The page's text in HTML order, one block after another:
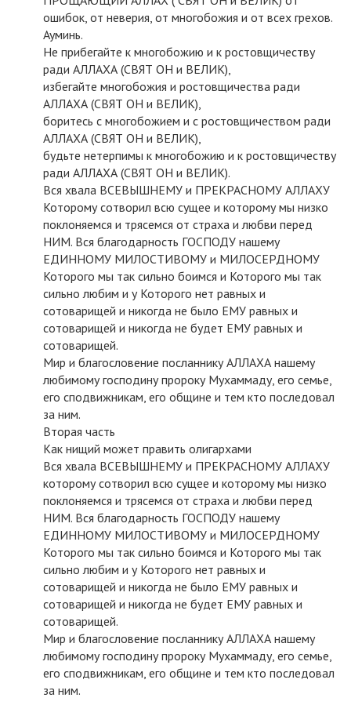
ошибок, от неверия, от многобожия и от всех грехов.
Ауминь.
Не прибегайте к многобожию и к ростовщичеству
ради АЛЛАХА (СВЯТ ОН и ВЕЛИК),
избегайте многобожия и ростовщичества ради
АЛЛАХА (СВЯТ ОН и ВЕЛИК),
боритесь с многобожием и с ростовщичеством ради
АЛЛАХА (СВЯТ ОН и ВЕЛИК),
будьте нетерпимы к многобожию и к ростовщичеству
ради АЛЛАХА (СВЯТ ОН и ВЕЛИК).
Вся хвала ВСЕВЫШНЕМУ и ПРЕКРАСНОМУ АЛЛАХУ
Которому сотворил всю сущее и которому мы низко
поклоняемся и трясемся от страха и любви перед
НИМ. Вся благодарность ГОСПОДУ нашему
ЕДИННОМУ МИЛОСТИВОМУ и МИЛОСЕРДНОМУ
Которого мы так сильно боимся и Которого мы так
сильно любим и у Которого нет равных и
сотоварищей и никогда не было ЕМУ равных и
сотоварищей и никогда не будет ЕМУ равных и
сотоварищей.
Мир и благословение посланнику АЛЛАХА нашему
любимому господину пророку Мухаммаду, его семье,
его сподвижникам, его общине и тем кто последовал
за ним.
Вторая часть
Как нищий может править олигархами
Вся хвала ВСЕВЫШНЕМУ и ПРЕКРАСНОМУ АЛЛАХУ
которому сотворил всю сущее и которому мы низко
поклоняемся и трясемся от страха и любви перед
НИМ. Вся благодарность ГОСПОДУ нашему
ЕДИННОМУ МИЛОСТИВОМУ и МИЛОСЕРДНОМУ
Которого мы так сильно боимся и Которого мы так
сильно любим и у Которого нет равных и
сотоварищей и никогда не было ЕМУ равных и
сотоварищей и никогда не будет ЕМУ равных и
сотоварищей.
Мир и благословение посланнику АЛЛАХА нашему
любимому господину пророку Мухаммаду, его семье,
его сподвижникам, его общине и тем кто последовал
за ним.